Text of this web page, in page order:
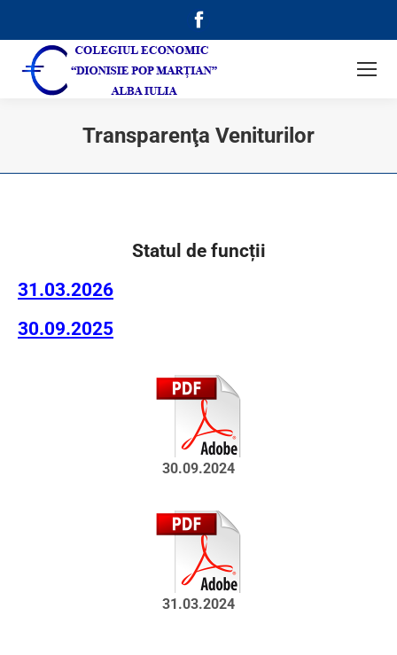
page
opens
window
Transparenţa Veniturilor
Statul de funcții
31.03.2026
30.09.2025
30.09.2024
31.03.2024